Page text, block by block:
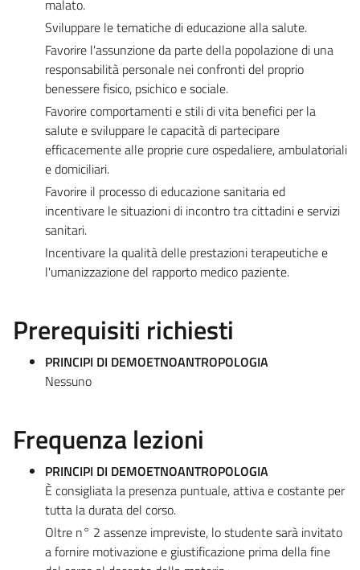
malato.
Sviluppare le tematiche di educazione alla salute.
Favorire l'assunzione da parte della popolazione di una
responsabilità personale nei confronti del proprio
benessere fisico, psichico e sociale.
Favorire comportamenti e stili di vita benefici per la
salute e sviluppare le capacità di partecipare
efficacemente alle proprie cure ospedaliere, ambulatoriali
e domiciliari.
Favorire il processo di educazione sanitaria ed
incentivare le situazioni di incontro tra cittadini e servizi
sanitari.
Incentivare la qualità delle prestazioni terapeutiche e
l'umanizzazione del rapporto medico paziente.
Prerequisiti richiesti
PRINCIPI DI DEMOETNOANTROPOLOGIA
Nessuno
Frequenza lezioni
PRINCIPI DI DEMOETNOANTROPOLOGIA
È consigliata la presenza puntuale, attiva e costante per
tutta la durata del corso.
Oltre n° 2 assenze impreviste, lo studente sarà invitato
a fornire motivazione e giustificazione prima della fine